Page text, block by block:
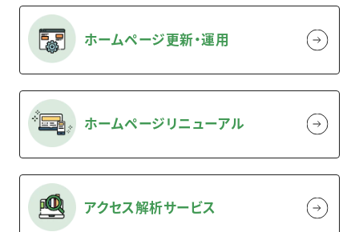
ホームページ更新・運用
ホームページリニューアル
アクセス解析サービス